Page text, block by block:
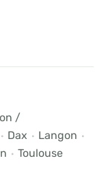
/
· Dax · Langon ·
· Toulouse